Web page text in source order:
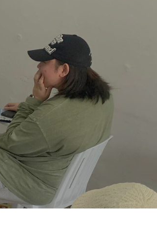
い。 APECを機
ちょうどよい
だけに集中できる至れり尽くせりの